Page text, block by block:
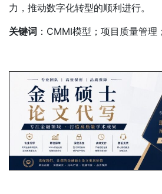
力，推动数字化转型的顺利进行。
关键词 ：CMMI模型；项目质量管理